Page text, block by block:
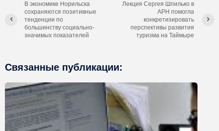
В экономике Норильска
сохраняются позитивные
тенденции по
большинству социально-
значимых показателей
Лекция Сергея Шпилько в
АРН помогла
конкретизировать
перспективы развития
туризма на Таймыре
Связанные публикации: